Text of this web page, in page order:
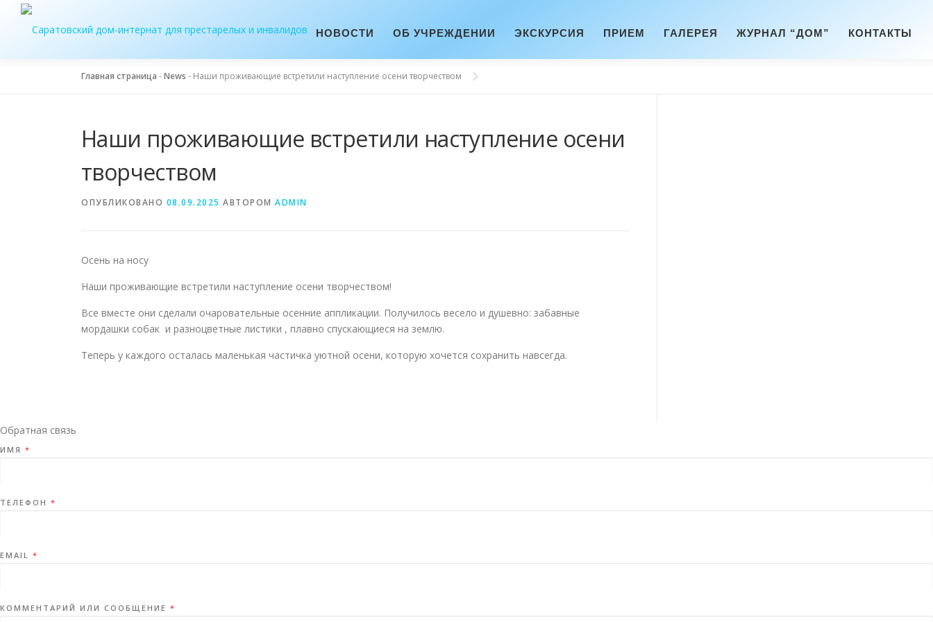
Перейти
содержимому
НОВОСТИ ОБ УЧРЕЖДЕНИИ ЭКСКУРСИЯ ПРИЕМ ГАЛЕРЕЯ ЖУРНАЛ “ДОМ” КОНТАКТЫ
Главная страница -News - Наши проживающие встретили наступление осени творчеством
Наши проживающие встретили наступление осени
творчеством
ОПУБЛИКОВАНО 08.09.2025 АВТОРОМ ADMIN
Осень на носу
Наши проживающие встретили наступление осени творчеством!
Все вместе они сделали очаровательные осенние аппликации. Получилось весело и душевно: забавные
мордашки собак и разноцветные листики , плавно спускающиеся на землю.
Теперь у каждого осталась маленькая частичка уютной осени, которую хочется сохранить навсегда.
Обратная связь
ИМЯ *
ТЕЛЕФОН *
EMAIL *
КОММЕНТАРИЙ ИЛИ СООБЩЕНИЕ *